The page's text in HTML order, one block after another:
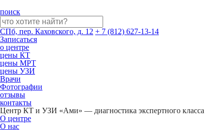
поиск
СПб, пер. Каховского, д. 12 + 7 (812) 627-13-14
Записаться
о центре
цены КТ
цены МРТ
цены УЗИ
Врачи
Фотографии
отзывы
контакты
Центр КТ и УЗИ «Ами» — диагностика экспертного класса
О центре
О нас